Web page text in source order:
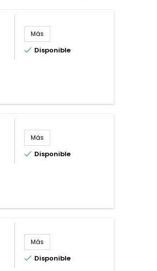
Más
 Disponible
Más
 Disponible
Más
 Disponible